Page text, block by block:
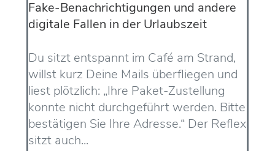
Fake-Benachrichtigungen und andere
digitale Fallen in der Urlaubszeit
Du sitzt entspannt im Café am Strand,
willst kurz Deine Mails überfliegen und
liest plötzlich: „Ihre Paket-Zustellung
konnte nicht durchgeführt werden. Bitte
bestätigen Sie Ihre Adresse.“ Der Reflex
sitzt auch...